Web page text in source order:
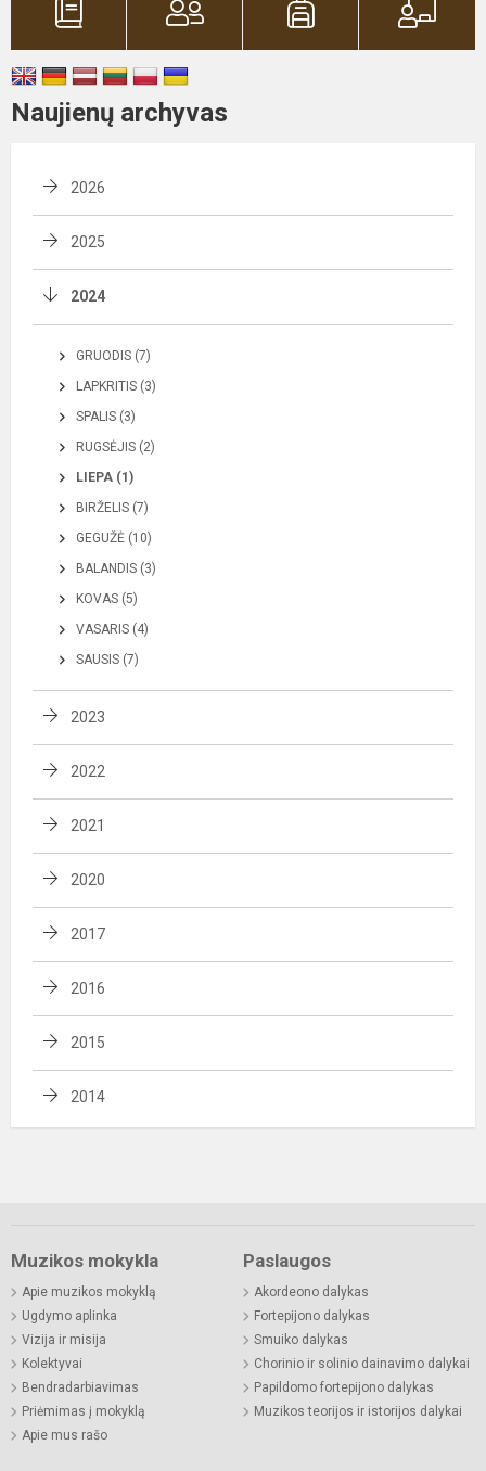
Naujienų archyvas
2026
2025
2024
GRUODIS (7)
LAPKRITIS (3)
SPALIS (3)
RUGSĖJIS (2)
LIEPA (1)
BIRŽELIS (7)
GEGUŽĖ (10)
BALANDIS (3)
KOVAS (5)
VASARIS (4)
SAUSIS (7)
2023
2022
2021
2020
2017
2016
2015
2014
Muzikos mokykla
Apie muzikos mokyklą
Ugdymo aplinka
Vizija ir misija
Kolektyvai
Bendradarbiavimas
Priėmimas į mokyklą
Apie mus rašo
Paslaugos
Akordeono dalykas
Fortepijono dalykas
Smuiko dalykas
Chorinio ir solinio dainavimo dalykai
Papildomo fortepijono dalykas
Muzikos teorijos ir istorijos dalykai